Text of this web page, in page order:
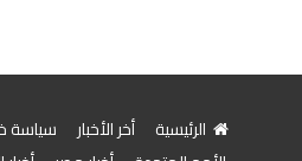
الرئيسية أخر الأخبار سياسة